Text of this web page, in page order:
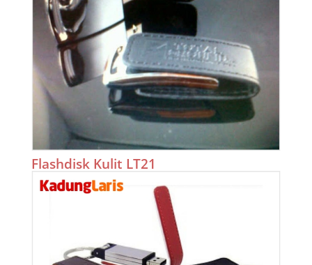
Flashdisk Kulit LT21